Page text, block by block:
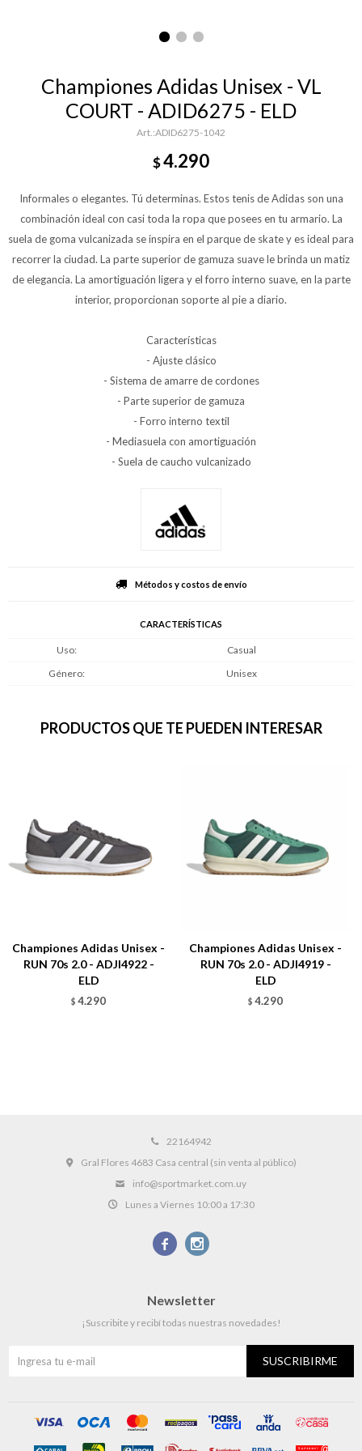
Championes Adidas Unisex - VL
COURT - ADID6275 - ELD
ADID6275-1042
$4.290
Informales o elegantes. Tú determinas. Estos tenis de Adidas son una
combinación ideal con casi toda la ropa que posees en tu armario. La
suela de goma vulcanizada se inspira en el parque de skate y es ideal para
recorrer la ciudad. La parte superior de gamuza suave le brinda un matiz
de elegancia. La amortiguación ligera y el forro interno suave, en la parte
interior, proporcionan soporte al pie a diario.
Características
- Ajuste clásico
- Sistema de amarre de cordones
- Parte superior de gamuza
- Forro interno textil
- Mediasuela con amortiguación
- Suela de caucho vulcanizado
Métodos y costos de envío
CARACTERÍSTICAS
Uso
Casual
Género
Unisex
PRODUCTOS QUE TE PUEDEN INTERESAR
Championes Adidas Unisex -
RUN 70s 2.0 - ADJI4922 -
ELD
$ 4.290
Championes Adidas Unisex -
RUN 70s 2.0 - ADJI4919 -
ELD
$ 4.290
22164942
Gral Flores 4683 Casa central (sin venta al público)
info@sportmarket.com.uy
Lunes a Viernes 10:00 a 17:30
 
Newsletter
¡Suscribite y recibí todas nuestras novedades!
SUSCRIBIRME